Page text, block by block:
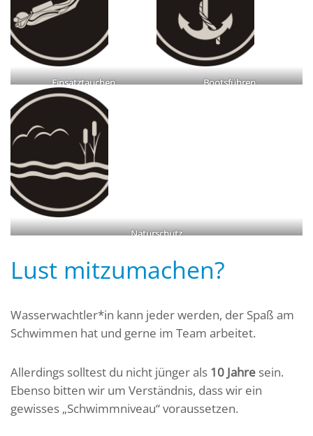
Einsatztauchen Bootsführen
Naturschutz
Lust mitzumachen?
Wasserwachtler*in kann jeder werden, der Spaß am
Schwimmen hat und gerne im Team arbeitet.
Allerdings solltest du nicht jünger als 10 Jahre sein.
Ebenso bitten wir um Verständnis, dass wir ein
gewisses „Schwimmniveau“ voraussetzen.